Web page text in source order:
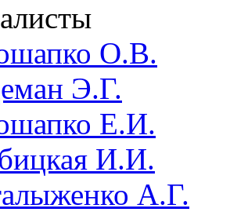
О.В.
Э.Г.
Е.И.
И.И.
А.Г.